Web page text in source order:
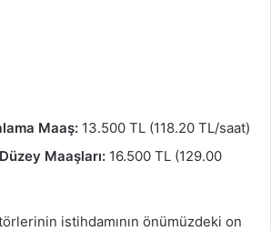
Maaş: 13.500 TL (118.20 TL/saat)
Maaşları: 16.500 TL (129.00
istihdamının önümüzdeki on